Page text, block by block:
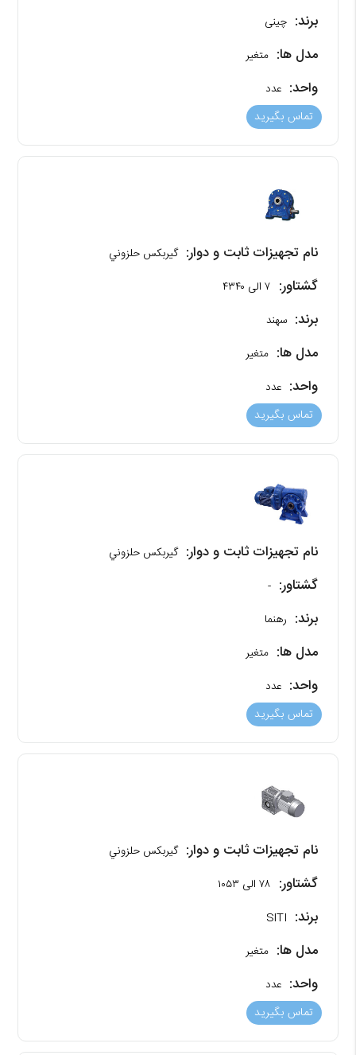
برند: چینی
مدل ها: متغیر
واحد: عدد
تماس بگیرید
نام تجهیزات ثابت و دوار: گیربکس حلزوني
گشتاور: ۷ الی ۴۳۴۰
برند: سهند
مدل ها: متغیر
واحد: عدد
تماس بگیرید
نام تجهیزات ثابت و دوار: گیربکس حلزوني
گشتاور: -
برند: رهنما
مدل ها: متغیر
واحد: عدد
تماس بگیرید
نام تجهیزات ثابت و دوار: گیربکس حلزوني
گشتاور: ۷۸ الی ۱۰۵۳
برند: SITI
مدل ها: متغیر
واحد: عدد
تماس بگیرید